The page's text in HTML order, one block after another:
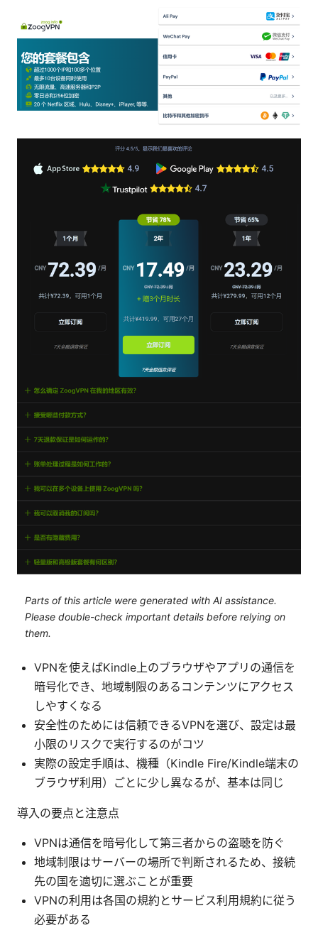
Parts of this article were generated with AI assistance.
Please double-check important details before relying on
them.
VPNを使えばKindle上のブラウザやアプリの通信を
暗号化でき、地域制限のあるコンテンツにアクセス
しやすくなる
安全性のためには信頼できるVPNを選び、設定は最
小限のリスクで実行するのがコツ
実際の設定手順は、機種（Kindle Fire/Kindle端末の
ブラウザ利用）ごとに少し異なるが、基本は同じ
導入の要点と注意点
VPNは通信を暗号化して第三者からの盗聴を防ぐ
地域制限はサーバーの場所で判断されるため、接続
先の国を適切に選ぶことが重要
VPNの利用は各国の規約とサービス利用規約に従う
必要がある